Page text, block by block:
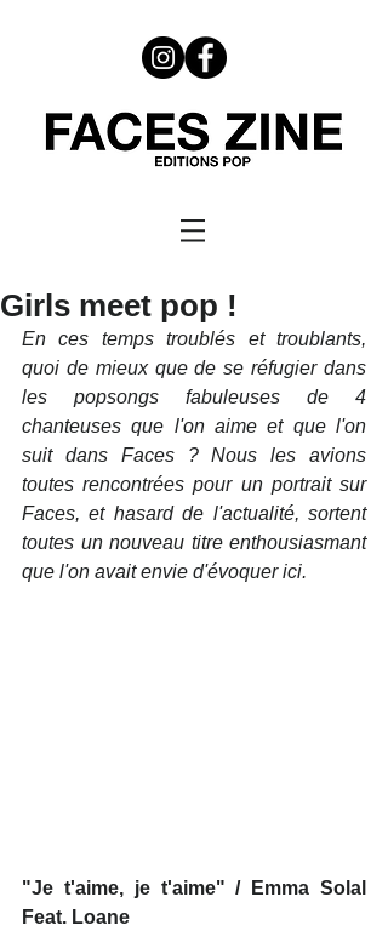
Girls meet pop !
En ces temps troublés et troublants,
quoi de mieux que de se réfugier dans
les popsongs fabuleuses de 4
chanteuses que l'on aime et que l'on
suit dans Faces ? Nous les avions
toutes rencontrées pour un portrait sur
Faces, et hasard de l'actualité, sortent
toutes un nouveau titre enthousiasmant
que l'on avait envie d'évoquer ici.
"Je t'aime, je t'aime" / Emma Solal
Feat. Loane